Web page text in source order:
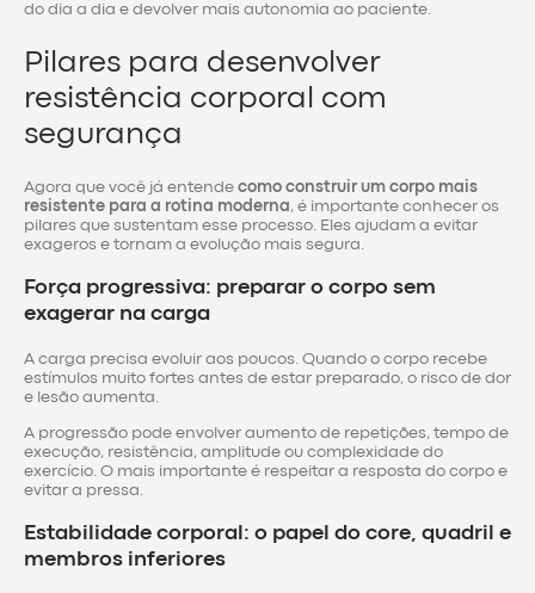
do dia a dia e devolver mais autonomia ao paciente.
Pilares para desenvolver
resistência corporal com
segurança
Agora que você já entende como construir um corpo mais
resistente para a rotina moderna , é importante conhecer os
pilares que sustentam esse processo. Eles ajudam a evitar
exageros e tornam a evolução mais segura.
Força progressiva: preparar o corpo sem
exagerar na carga
A carga precisa evoluir aos poucos. Quando o corpo recebe
estímulos muito fortes antes de estar preparado, o risco de dor
e lesão aumenta.
A progressão pode envolver aumento de repetições, tempo de
execução, resistência, amplitude ou complexidade do
exercício. O mais importante é respeitar a resposta do corpo e
evitar a pressa.
Estabilidade corporal: o papel do core, quadril e
membros inferiores